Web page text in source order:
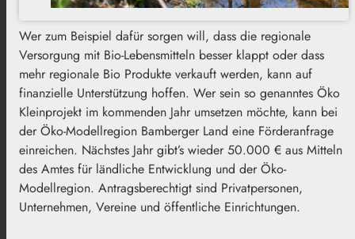
Wer zum Beispiel dafür sorgen will, dass die regionale
Versorgung mit Bio-Lebensmitteln besser klappt oder dass
mehr regionale Bio Produkte verkauft werden, kann auf
finanzielle Unterstützung hoffen. Wer sein so genanntes Öko
Kleinprojekt im kommenden Jahr umsetzen möchte, kann bei
der Öko-Modellregion Bamberger Land eine Förderanfrage
einreichen. Nächstes Jahr gibt’s wieder 50.000 € aus Mitteln
des Amtes für ländliche Entwicklung und der Öko-
Modellregion. Antragsberechtigt sind Privatpersonen,
Unternehmen, Vereine und öffentliche Einrichtungen.